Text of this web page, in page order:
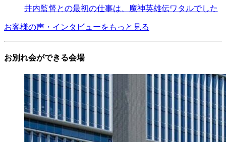
井内監督との最初の仕事は、魔神英雄伝ワタルでした
お客様の声・インタビューをもっと見る
お別れ会ができる会場